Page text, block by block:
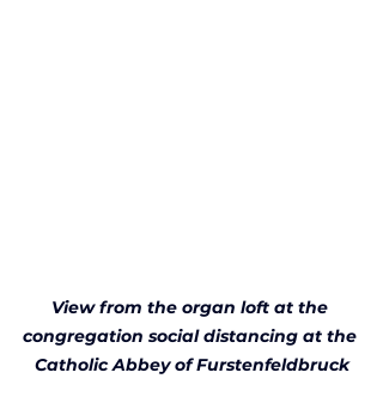
View from the organ loft at the
congregation social distancing at the
Catholic Abbey of Furstenfeldbruck